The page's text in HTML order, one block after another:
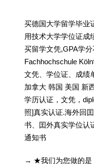
买德国大学留学毕业
用技术大学学位证成
买留学文凭,GPA学
Fachhochschule
文凭、学位证、成绩
加拿大 韩国 美国 新
学历认证，文凭，
照]真实认证.海外回
书、囯外真实学位认
通知书
→ ★我们为您做的是